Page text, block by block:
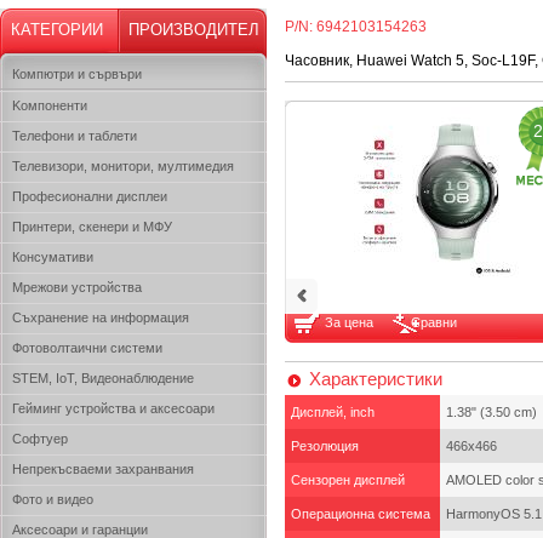
КАТЕГОРИИ ПРОИЗВОДИТЕЛ
Компютри и сървъри
Kомпоненти
Телефони и таблети
Телевизори, монитори, мултимедия
Професионални дисплеи
Принтери, скенери и МФУ
Консумативи
Мрежови устройства
Съхранение на информация
Фотоволтаични системи
STEM, IoT, Видеонаблюдение
Гейминг устройства и аксесоари
Софтуер
Непрекъсваеми захранвания
Фото и видео
Аксесоари и гаранции
P/N: 6942103154263
Часовник, Huawei Watch 5, Soc-L19F,
За цена Сравни
Характеристики
Дисплей, inch 1.38" (3.50 cm)
Резолюция 466x466
Сензорен дисплей AMOLED color
Операционна система HarmonyOS 5.1